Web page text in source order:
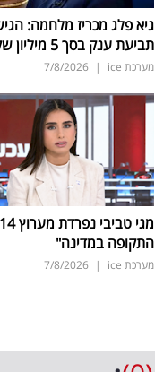
גיא פלג מכריז מלחמה:
תביעת ענק בסך 5 מיליון שקל
מערכת ice |
7/8/2026
התקופה במדינה"
מערכת ice |
7/8/2026